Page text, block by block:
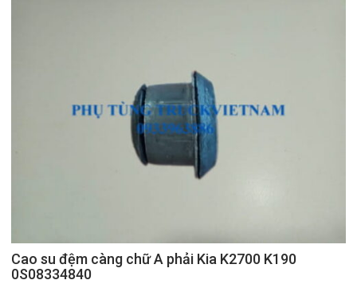
K190
0S08334840
Cao su đệm càng chữ A phải Kia K2700 K190
0S08334840